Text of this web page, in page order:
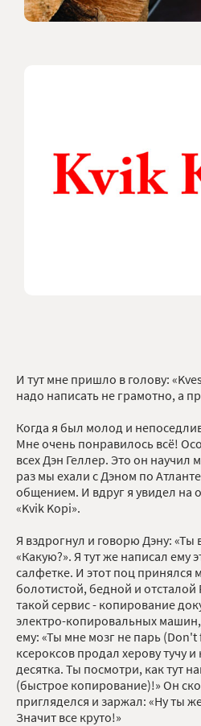
И тут мне пришло в голову:
надо написать не грамотно, а
Когда я был молод и
Мне очень понравилось всё!
всех Дэн Геллер. Это он научил
раз мы ехали с Дэном по
общением. И вдруг я увидел на
«Kvik Kopi».
Я вздрогнул и говорю Дэну: «Ты
«Какую?». Я тут же написал ему
салфетке. И этот поц принялся
болотистой, бедной и отсталой
такой сервис - копирование
электро-копировальных
ему: «Ты мне мозг не парь
ксероксов продал херову тучу
десятка. Ты посмотри, как тут
(быстрое копирование)!» Он
пригляделся и заржал: «Ну ты
Значит все круто!»